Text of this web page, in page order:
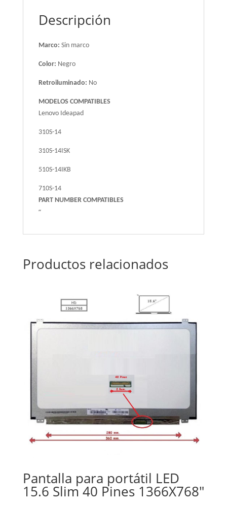
NEGRO
Descripción
Marco: Sin marco
Color: Negro
Retroiluminado: No
MODELOS COMPATIBLES
Lenovo Ideapad
310S-14
310S-14ISK
510S-14IKB
710S-14
PART NUMBER COMPATIBLES
“
Productos relacionados
Pantalla para portátil LED
15.6 Slim 40 Pines 1366X768″